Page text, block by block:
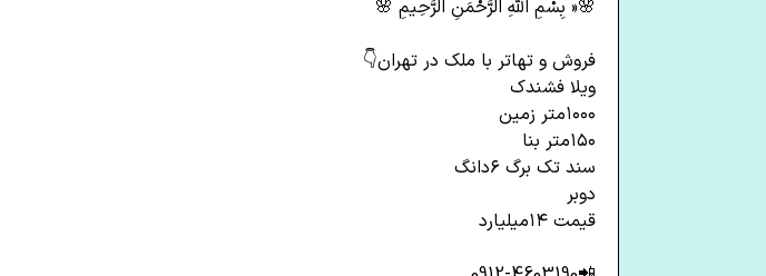
‌‌‌‌🌸« بِسْمِ اللَّهِ الرَّحْمَنِ الرَّحِيمِ 🌸
فروش و تهاتر با ملک در تهران👇
ویلا فشندک
۱۰۰۰متر زمین
۱۵۰متر بنا
سند تک برگ ۶دانگ
دوبر
قیمت ۱۴میلیارد